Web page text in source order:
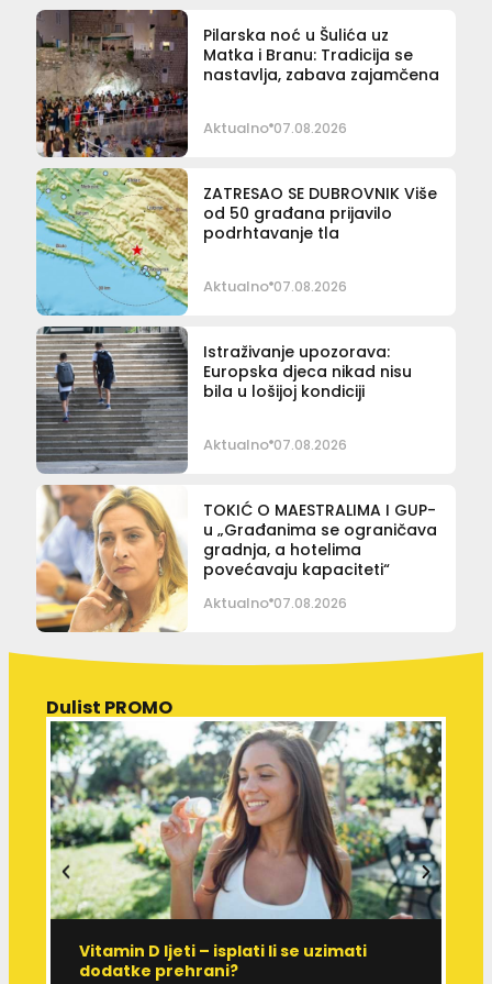
Pilarska noć u Šulića uz
Matka i Branu: Tradicija se
nastavlja, zabava zajamčena
Aktualno 07.08.2026
ZATRESAO SE DUBROVNIK Više
od 50 građana prijavilo
podrhtavanje tla
Aktualno 07.08.2026
Istraživanje upozorava:
Europska djeca nikad nisu
bila u lošijoj kondiciji
Aktualno 07.08.2026
TOKIĆ O MAESTRALIMA I GUP-
u „Građanima se ograničava
gradnja, a hotelima
povećavaju kapaciteti“
Aktualno 07.08.2026
Dulist PROMO
Vitamin D ljeti – isplati li se uzimati
dodatke prehrani?